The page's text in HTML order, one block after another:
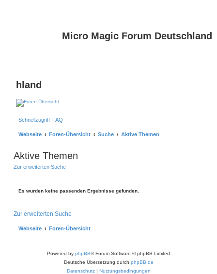
Micro Magic Forum Deutschland
hland
Schnellzugriff FAQ
Webseite Foren-Übersicht Suche Aktive Themen
Aktive Themen
Zur erweiterten Suche
Es wurden keine passenden Ergebnisse gefunden.
Zur erweiterten Suche
Webseite Foren-Übersicht
Powered by phpBB® Forum Software © phpBB Limited
Deutsche Übersetzung durch phpBB.de
Datenschutz| Nutzungsbedingungen